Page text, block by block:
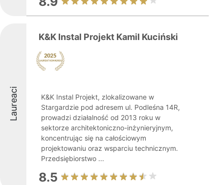
Laureaci
K&K Instal Projekt Kamil Kuciński
K&K Instal Projekt, zlokalizowane w
Stargardzie pod adresem ul. Podleśna 14R,
prowadzi działalność od 2013 roku w
sektorze architektoniczno-inżynieryjnym,
koncentrując się na całościowym
projektowaniu oraz wsparciu technicznym.
Przedsiębiorstwo ...
8.5